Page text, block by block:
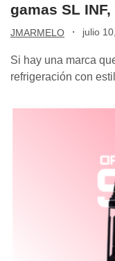
gamas SL
JMARMELO · julio
Si hay una marca
refrigeración con